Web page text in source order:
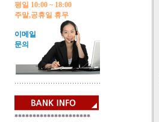
평일 10:00 ~ 18:00
주말,공휴일 휴무
이메일
문의
*********************